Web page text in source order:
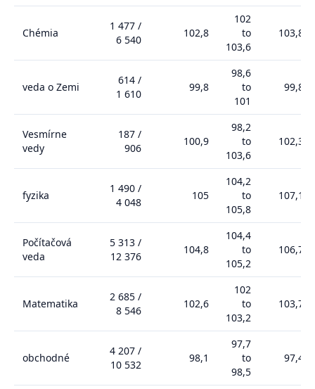
Chémia
1 477 /
6 540
102,8
102
to
103,6
103,8
veda o Zemi
614 /
1 610
99,8
98,6
to
101
99,8
Vesmírne
vedy
187 /
906
100,9
98,2
to
103,6
102,3
fyzika
1 490 /
4 048
105
104,2
to
105,8
107,1
Počítačová
veda
5 313 /
12 376
104,8
104,4
to
105,2
106,7
Matematika
2 685 /
8 546
102,6
102
to
103,2
103,7
obchodné
4 207 /
10 532
98,1
97,7
to
98,5
97,4